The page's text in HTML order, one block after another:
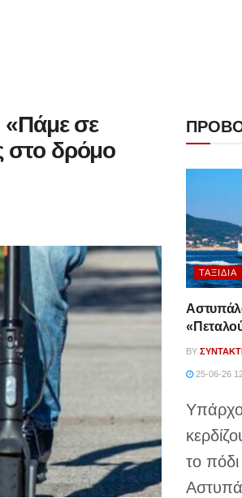
«Πάμε σε
στο δρόμο
ΤΑΞΊΔΙΑ
BY
25-06-26
το